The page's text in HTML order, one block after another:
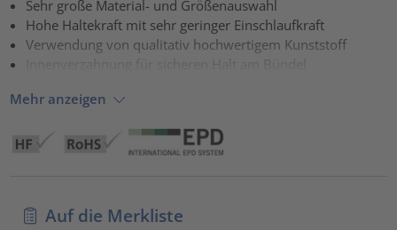
Sehr große Material- und Größenauswahl
Hohe Haltekraft mit sehr geringer Einschlaufkraft
Verwendung von qualitativ hochwertigem Kunststoff
Innenverzahnung für sicheren Halt am Bündel
Mehr anzeigen
Auf die Merkliste